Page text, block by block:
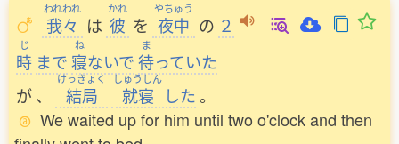
われわれ
我々 は
かれ
彼 を
やちゅう
夜中 の ２
じ
時 まで
ね
寝ないで
ま
待っていた
が、
けっきょく
結局
しゅうしん
就寝 した。
We waited up for him until two o'clock and then